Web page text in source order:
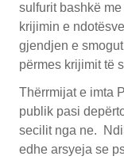
sulfurit bashkë
krijimin e
gjendjen e
përmes krijimit të
Thërrmijat e imta
publik pasi
secilit nga ne.
edhe arsyeja se